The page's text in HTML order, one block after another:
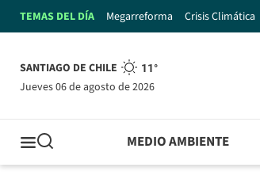
TEMAS DEL DÍA Megarreforma Crisis Climática
SANTIAGO DE CHILE 11°
jueves 06 de agosto de 2026
MEDIO AMBIENTE